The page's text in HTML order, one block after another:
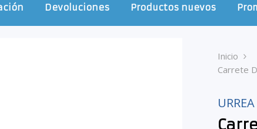
Devoluciones Productos nuevos
Inicio
Carrete
URREA